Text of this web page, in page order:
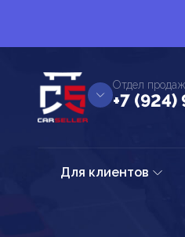
Отдел продаж
+7
Для клиентов